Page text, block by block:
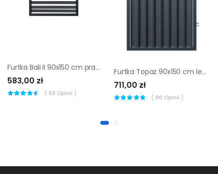
Furtka Bali II 90x150 cm prawa z elektrozaczepem Polbram
583,00 zł
( 59 Opinii )
Furtka Topaz 90x150 cm lewa Polargos
711,00 zł
( 86 Opinii )